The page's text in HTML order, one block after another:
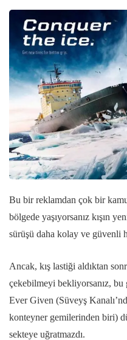
Bu bir reklamdan çok bir
bölgede yaşıyorsanız kışın
sürüşü daha kolay ve güvenli
Ancak, kış lastiği aldıktan
çekebilmeyi bekliyorsanız,
Ever Given (Süveyş
konteyner gemilerinden biri)
sekteye uğratmazdı.